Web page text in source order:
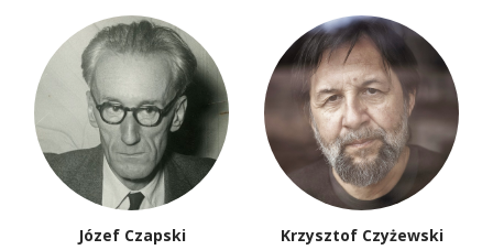
Józef Czapski Krzysztof Czyżewski